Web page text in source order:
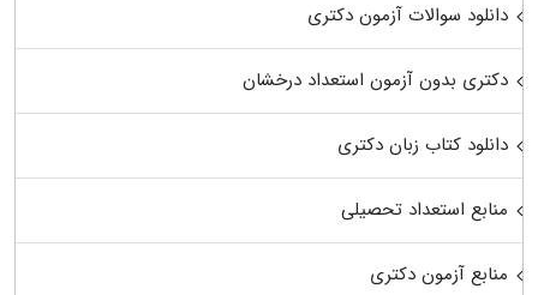
دانلود سوالات آزمون دکتری
دکتری بدون آزمون استعداد درخشان
دانلود کتاب زبان دکتری
منابع استعداد تحصیلی
منابع آزمون دکتری